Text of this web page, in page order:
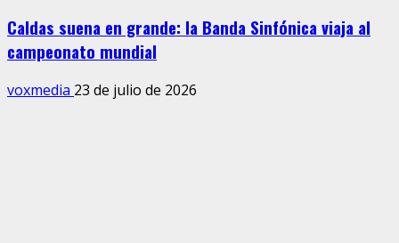
Caldas suena en grande: la Banda Sinfónica viaja al
campeonato mundial
voxmedia 23 de julio de 2026